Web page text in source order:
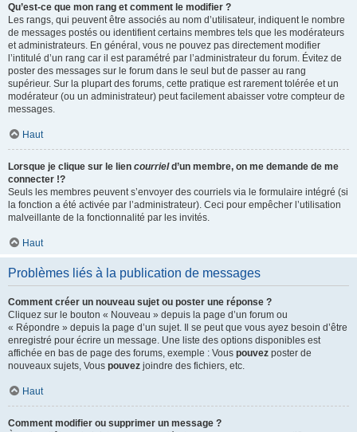
Qu’est-ce que mon rang et comment le modifier ?
Les rangs, qui peuvent être associés au nom d’utilisateur, indiquent le nombre
de messages postés ou identifient certains membres tels que les modérateurs
et administrateurs. En général, vous ne pouvez pas directement modifier
l’intitulé d’un rang car il est paramétré par l’administrateur du forum. Évitez de
poster des messages sur le forum dans le seul but de passer au rang
supérieur. Sur la plupart des forums, cette pratique est rarement tolérée et un
modérateur (ou un administrateur) peut facilement abaisser votre compteur de
messages.
Haut
Lorsque je clique sur le lien courrield’un membre, on me demande de me
connecter !?
Seuls les membres peuvent s’envoyer des courriels via le formulaire intégré (si
la fonction a été activée par l’administrateur). Ceci pour empêcher l’utilisation
malveillante de la fonctionnalité par les invités.
Haut
Problèmes liés à la publication de messages
Comment créer un nouveau sujet ou poster une réponse ?
Cliquez sur le bouton « Nouveau » depuis la page d’un forum ou
« Répondre » depuis la page d’un sujet. Il se peut que vous ayez besoin d’être
enregistré pour écrire un message. Une liste des options disponibles est
affichée en bas de page des forums, exemple : Vous pouvez poster de
nouveaux sujets, Vous pouvez joindre des fichiers, etc.
Haut
Comment modifier ou supprimer un message ?